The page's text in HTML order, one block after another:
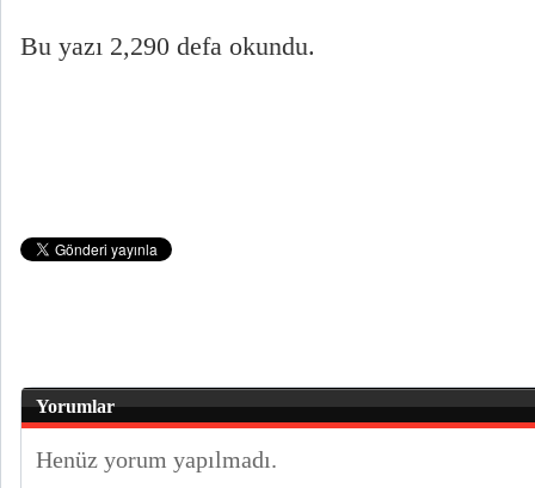
Bu yazı 2,290 defa okundu.
Yorumlar
Henüz yorum yapılmadı.